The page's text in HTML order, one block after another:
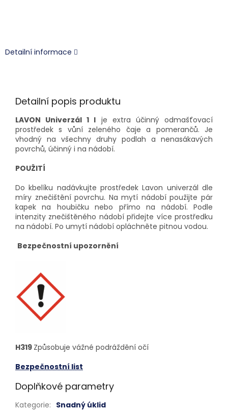
Detailní informace
Detailní popis produktu
LAVON Univerzál 1 l je extra účinný odmašťovací
prostředek s vůní zeleného čaje a pomerančů. Je
vhodný na všechny druhy podlah a nenasákavých
povrchů, účinný i na nádobí.
POUŽITÍ
Do kbelíku nadávkujte prostředek Lavon univerzál dle
míry znečištění povrchu. Na mytí nádobí použijte pár
kapek na houbičku nebo přímo na nádobí. Podle
intenzity znečištěného nádobí přidejte více prostředku
na nádobí. Po umytí nádobí opláchněte pitnou vodou.
Bezpečnostní upozornění
H319 Způsobuje vážné podráždění očí
Bezpečnostní list
Doplňkové parametry
Kategorie: Snadný úklid